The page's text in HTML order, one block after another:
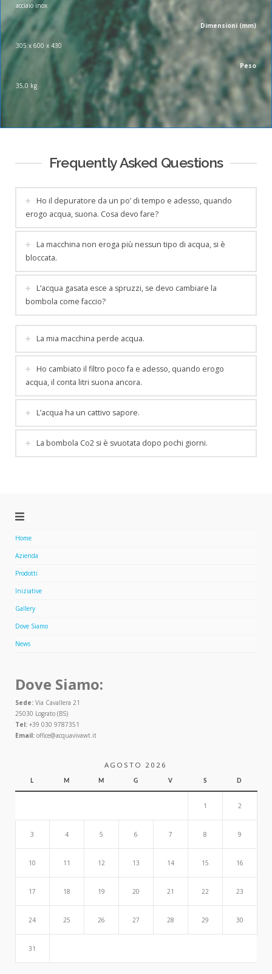
acciaio inox
Dimensioni (mm)
305 x 600 x 430
Peso
35,0 kg
Frequently Asked Questions
Ho il depuratore da un po’ di tempo e adesso, quando
erogo acqua, suona. Cosa devo fare?
La macchina non eroga più nessun tipo di acqua, si è
bloccata.
L’acqua gasata esce a spruzzi, se devo cambiare la
bombola come faccio?
La mia macchina perde acqua.
Ho cambiato il filtro poco fa e adesso, quando erogo
acqua, il conta litri suona ancora.
L’acqua ha un cattivo sapore.
La bombola Co2 si è svuotata dopo pochi giorni.
Home
Azienda
Prodotti
Iniziative
Gallery
Dove Siamo
News
Dove Siamo:
Sede:Via Cavallera 21
25030 Lograto (BS)
Tel:+39 030 9787351
Email:office@acquavivawt.it
AGOSTO 2026
L M M G V S D
1 2
3 4 5 6 7 8 9
10 11 12 13 14 15 16
17 18 19 20 21 22 23
24 25 26 27 28 29 30
31